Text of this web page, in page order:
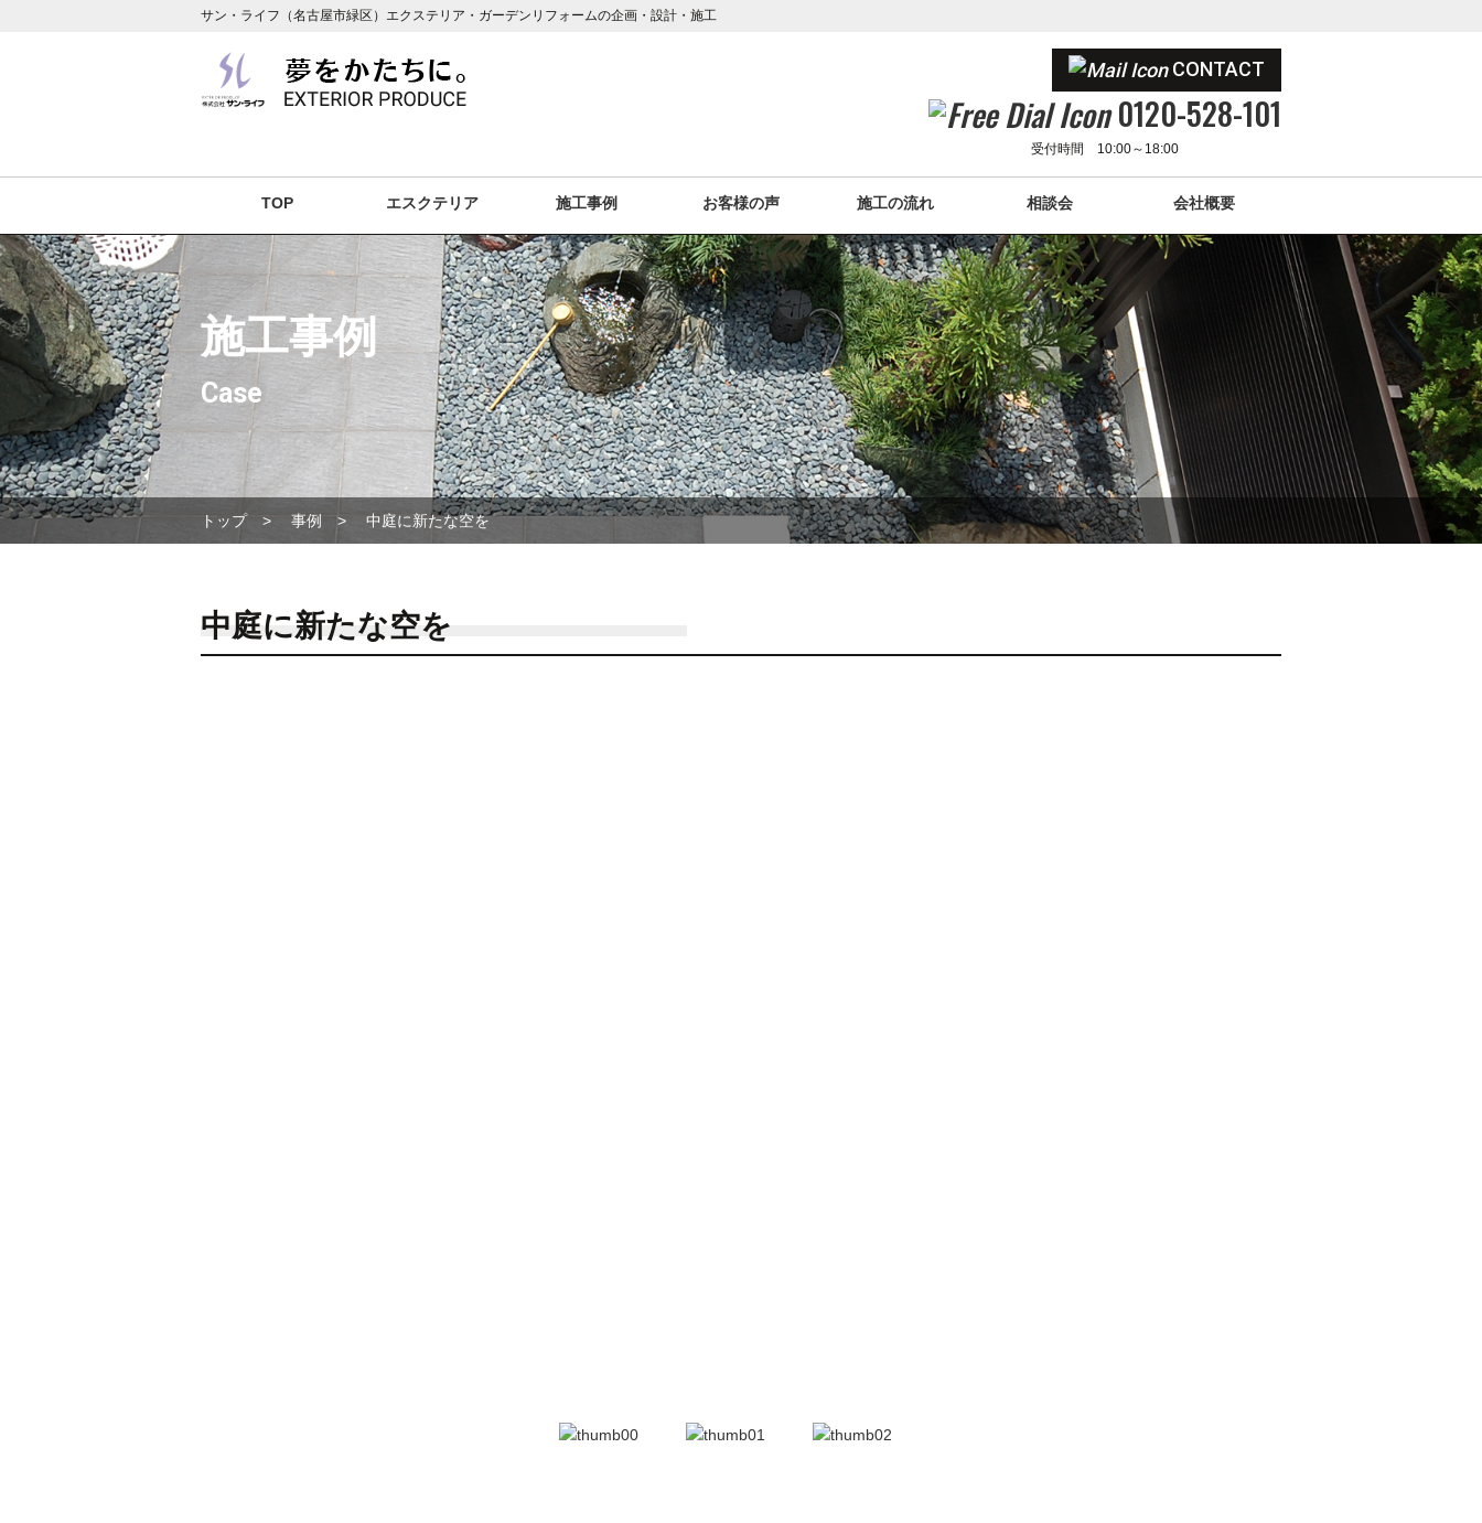
サン・ライフ（名古屋市緑区）エクステリア・ガーデンリフォームの企画・設計・施工
CONTACT
0120-528-101
受付時間 10:00～18:00
TOP エスクテリア 施工事例 お客様の声 施工の流れ 相談会 会社概要
施工事例
Case
トップ 事例 中庭に新たな空を
中庭に新たな空を